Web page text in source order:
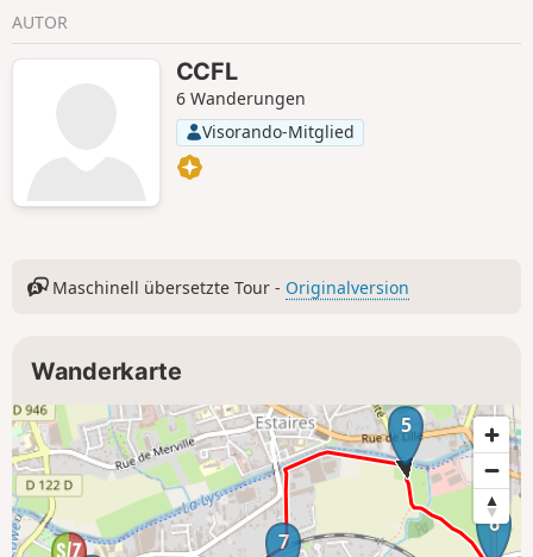
AUTOR
CCFL
6 Wanderungen
Visorando-Mitglied
Maschinell übersetzte Tour - Originalversion
Wanderkarte
5
6
7